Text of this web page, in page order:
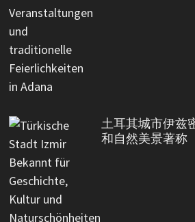
土耳其城市伊兹
和自然美景著称